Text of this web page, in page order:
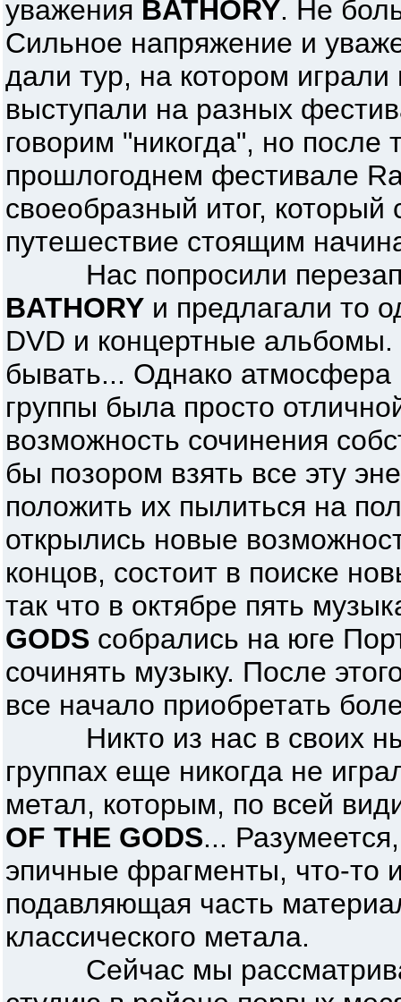
уважения BATHORY. Не
Сильное напряжение и
дали тур, на котором
выступали на разных
говорим "никогда", но после
прошлогоднем фестивале
своеобразный итог, который
путешествие стоящим
Нас попросили
BATHORY и предлагали то
DVD и концертные альбомы.
бывать... Однако
группы была просто
возможность сочинения
бы позором взять все эту
положить их пылиться на
открылись новые
концов, состоит в поиске
так что в октябре пять
GODS собрались на юге
сочинять музыку. После
все начало приобретать
Никто из нас в своих
группах еще никогда не
метал, которым, по всей
OF THE GODS...
эпичные фрагменты, что-то
подавляющая часть
классического метала.
Сейчас мы